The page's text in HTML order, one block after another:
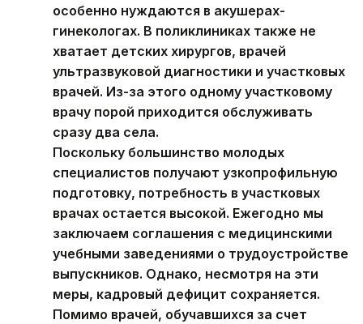
особенно нуждаются в акушерах-
гинекологах. В поликлиниках также не
хватает детских хирургов, врачей
ультразвуковой диагностики и участковых
врачей. Из-за этого одному участковому
врачу порой приходится обслуживать
сразу два села.
Поскольку большинство молодых
специалистов получают узкопрофильную
подготовку, потребность в участковых
врачах остается высокой. Ежегодно мы
заключаем соглашения с медицинскими
учебными заведениями о трудоустройстве
выпускников. Однако, несмотря на эти
меры, кадровый дефицит сохраняется.
Помимо врачей, обучавшихся за счет